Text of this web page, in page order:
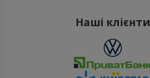
Наші клієнти